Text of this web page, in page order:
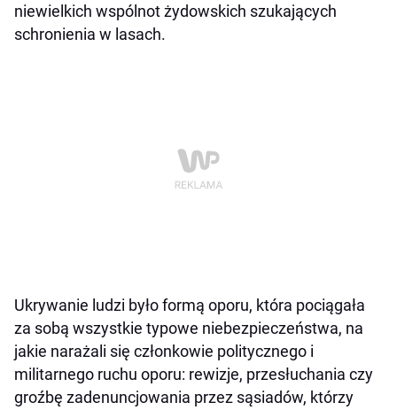
niewielkich wspólnot żydowskich szukających
schronienia w lasach.
Ukrywanie ludzi było formą oporu, która pociągała
za sobą wszystkie typowe niebezpieczeństwa, na
jakie narażali się członkowie politycznego i
militarnego ruchu oporu: rewizje, przesłuchania czy
groźbę zadenuncjowania przez sąsiadów, którzy